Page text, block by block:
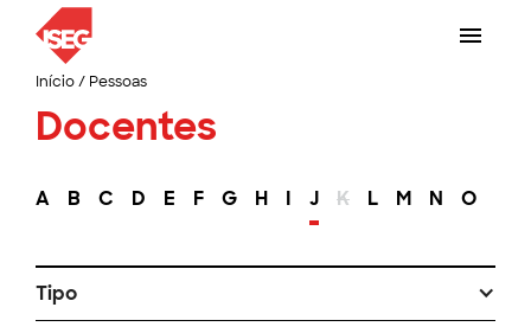
Início/ Pessoas
Docentes
A B C D E F G H I J K L M N O
Tipo